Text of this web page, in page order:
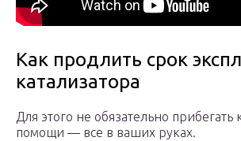
Как продлить срок
катализатора
Для этого не обязательно прибегать
помощи — все в ваших руках.